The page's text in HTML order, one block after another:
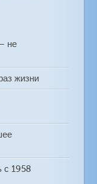
не
жизни
с 1958